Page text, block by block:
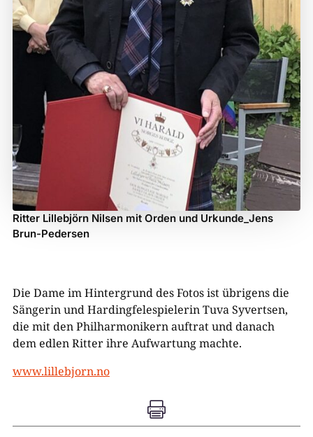
Ritter Lillebjörn Nilsen mit Orden und Urkunde_Jens
Brun-Pedersen
Die Dame im Hintergrund des Fotos ist übrigens die
Sängerin und Hardingfelespielerin Tuva Syvertsen,
die mit den Philharmonikern auftrat und danach
dem edlen Ritter ihre Aufwartung machte.
www.lillebjorn.no
